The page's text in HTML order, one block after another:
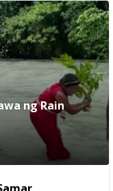
ng Rain